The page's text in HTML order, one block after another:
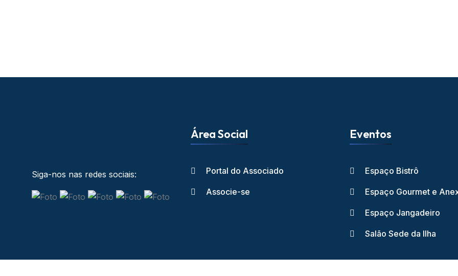
Siga-nos nas redes sociais:
Área Social
Portal do Associado
Associe-se
Eventos
Espaço Bistrô
Espaço Gourmet e
Espaço Jangadeiro
Salão Sede da Ilha